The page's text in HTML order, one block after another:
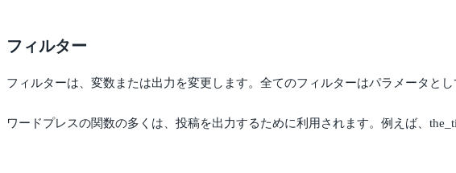
フィルター
フィルターは、変数または出力を変更します。全てのフィルターはパラメータと
ワードプレスの関数の多くは、投稿を出力するために利用されます。例えば、